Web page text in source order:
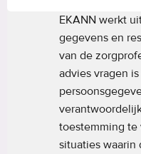
EKANN werkt
gegevens en
van de
advies vragen
toestemming te
situaties